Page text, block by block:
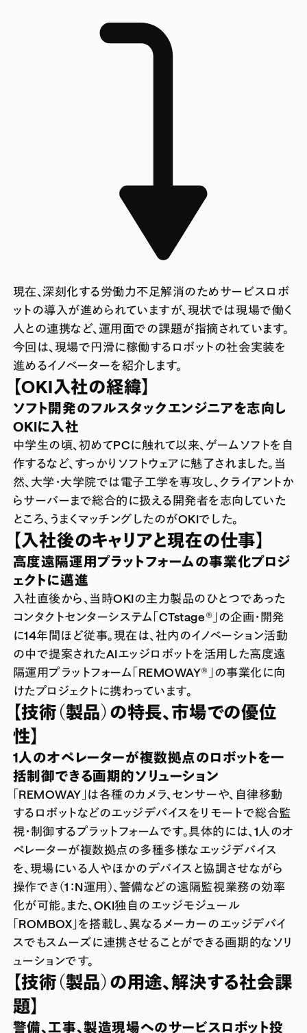
現在、深刻化する労働力不足解消のためサービスロボ
ットの導入が進められていますが、現状では現場で働く
人との連携など、運用面での課題が指摘されています。
今回は、現場で円滑に稼働するロボットの社会実装を
進めるイノベーターを紹介します。
【OKI入社の経緯】
ソフト開発のフルスタックエンジニアを志向し
OKIに入社
中学生の頃、初めてPCに触れて以来、ゲームソフトを自
作するなど、すっかりソフトウェアに魅了されました。当
然、大学・大学院では電子工学を専攻し、クライアントか
らサーバーまで総合的に扱える開発者を志向していた
ところ、うまくマッチングしたのがOKIでした。
【入社後のキャリアと現在の仕事】
高度遠隔運用プラットフォームの事業化プロジ
ェクトに邁進
入社直後から、当時OKIの主力製品のひとつであった
コンタクトセンターシステム「CTstage®」の企画・開発
に14年間ほど従事。現在は、社内のイノベーション活動
の中で提案されたAIエッジロボットを活用した高度遠
隔運用プラットフォーム「REMOWAY®」の事業化に向
けたプロジェクトに携わっています。
【技術（製品）の特長、市場での優位
性】
1人のオペレーターが複数拠点のロボットを一
括制御できる画期的ソリューション
「REMOWAY」は各種のカメラ、センサーや、自律移動
するロボットなどのエッジデバイスをリモートで総合監
視・制御するプラットフォームです。具体的には、1人のオ
ペレーターが複数拠点の多種多様なエッジデバイス
を、現場にいる人やほかのデバイスと協調させながら
操作でき（1：N運用）、警備などの遠隔監視業務の効率
化が可能。また、OKI独自のエッジモジュール
「ROMBOX」を搭載し、異なるメーカーのエッジデバイ
スでもスムーズに連携させることができる画期的なソリ
ューションです。
【技術（製品）の用途、解決する社会課
題】
警備、工事、製造現場へのサービスロボット投